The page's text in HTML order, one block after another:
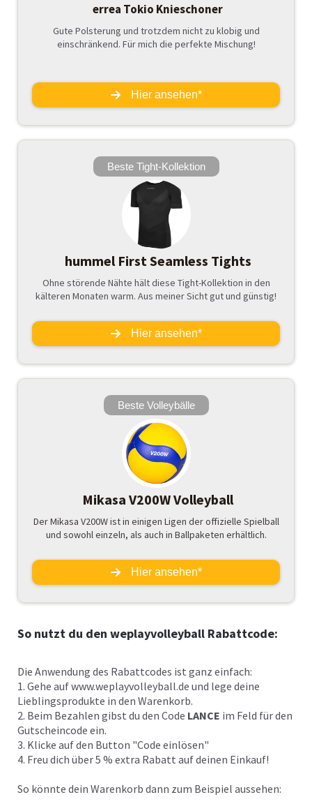
errea Tokio Knieschoner
Gute Polsterung und trotzdem nicht zu klobig und
einschränkend. Für mich die perfekte Mischung!
Hier ansehen*
Beste Tight-Kollektion
hummel First Seamless Tights
Ohne störende Nähte hält diese Tight-Kollektion in den
kälteren Monaten warm. Aus meiner Sicht gut und günstig!
Hier ansehen*
Beste Volleybälle
Mikasa V200W Volleyball
Der Mikasa V200W ist in einigen Ligen der offizielle Spielball
und sowohl einzeln, als auch in Ballpaketen erhältlich.
Hier ansehen*
So nutzt du den weplayvolleyball Rabattcode:
Die Anwendung des Rabattcodes ist ganz einfach:
1. Gehe aufwww.weplayvolleyball.de und lege deine
Lieblingsprodukte in den Warenkorb.
2. Beim Bezahlen gibst du den Code LANCE im Feld für den
Gutscheincode ein.
3. Klicke auf den Button "Code einlösen"
4. Freu dich über 5 % extra Rabatt auf deinen Einkauf!
So könnte dein Warenkorb dann zum Beispiel aussehen: